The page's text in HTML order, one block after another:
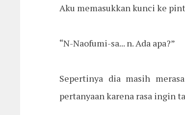
Aku memasukkan kunci ke
“N-Naofumi-sa... n. Ada apa?”
Sepertinya dia masih
pertanyaan karena rasa ingin